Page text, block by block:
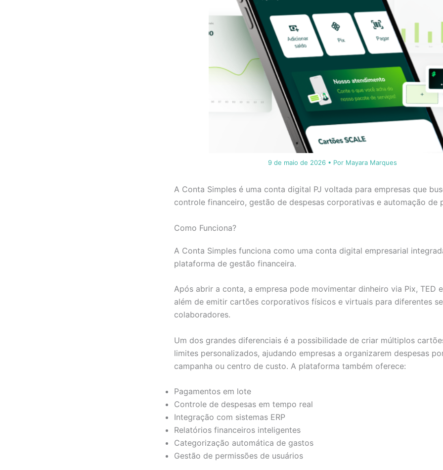
9 de maio de 2026 • Por Mayara Marques
A Conta Simples é uma conta digital PJ voltada para empresas que
controle financeiro, gestão de despesas corporativas e automação de
Como Funciona?
A Conta Simples funciona como uma conta digital empresarial
plataforma de gestão financeira.
Após abrir a conta, a empresa pode movimentar dinheiro via Pix, TED
além de emitir cartões corporativos físicos e virtuais para diferentes
colaboradores.
Um dos grandes diferenciais é a possibilidade de criar múltiplos
limites personalizados, ajudando empresas a organizarem despesas
campanha ou centro de custo. A plataforma também oferece:
Pagamentos em lote
Controle de despesas em tempo real
Integração com sistemas ERP
Relatórios financeiros inteligentes
Categorização automática de gastos
Gestão de permissões de usuários